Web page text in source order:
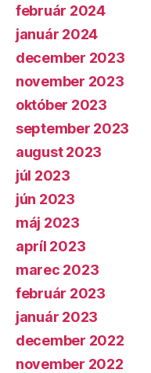
február 2024
január 2024
december 2023
november 2023
október 2023
september 2023
august 2023
júl 2023
jún 2023
máj 2023
apríl 2023
marec 2023
február 2023
január 2023
december 2022
november 2022